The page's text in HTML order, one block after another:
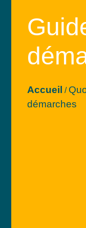
Accueil /
démarches